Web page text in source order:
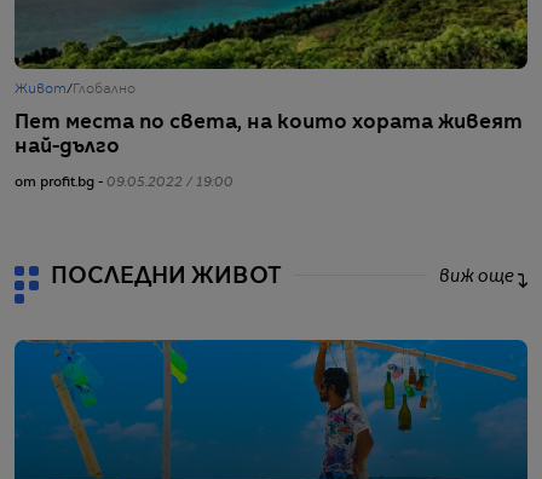
Живот/ Глобално
Пет места по света, на които хората живеят
най-дълго
от profit.bg - 09.05.2022 / 19:00
ПОСЛЕДНИ ЖИВОТ виж още